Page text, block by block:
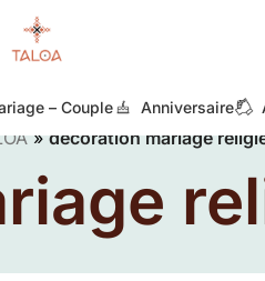
– Couple Anniversaire
»décoration mariage